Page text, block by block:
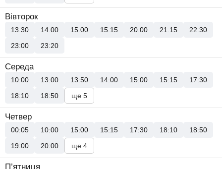
Вівторок
13:30 14:00 15:00 15:15 20:00 21:15
22:30
23:00
23:20
Середа
10:00 13:00 13:50 14:00 15:00 15:15
17:30
18:10
18:50 ще 5
Четвер
00:05 10:00 15:00 15:15 17:30 18:10
18:50
19:00
20:00 ще 4
П’ятниця